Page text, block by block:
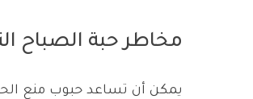
مخاطر حبة الصباح
يمكن أن تساعد حبوب منع